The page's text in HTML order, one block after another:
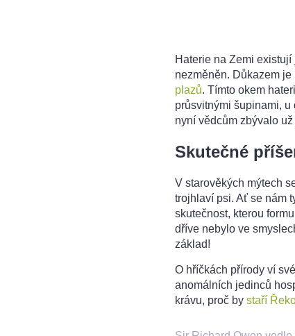
Haterie na Zemi
nezměněn. Důkazem je
plazů. Tímto okem
průsvitnými šupinami,
nyní vědcům zbývalo
Skutečné
V starověkých mýtech
trojhlaví psi. Ať se nám
skutečnost, kterou
dříve nebylo ve
základ!
O hříčkách přírody ví
anomálních jedinců
krávu, proč by staří